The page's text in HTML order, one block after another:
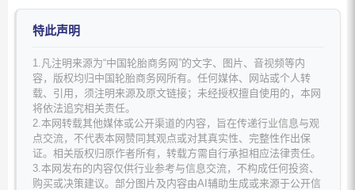
特此声明
1.凡注明来源为“中国轮胎商务网”的文字、图片、音视频等内
容，版权均归中国轮胎商务网所有。任何媒体、网站或个人转
载、引用，须注明来源及原文链接；未经授权擅自使用的，本网
将依法追究相关责任。
2.本网转载其他媒体或公开渠道的内容，旨在传递行业信息与观
点交流，不代表本网赞同其观点或对其真实性、完整性作出保
证。相关版权归原作者所有，转载方需自行承担相应法律责任。
3.本网发布的内容仅供行业参考与信息交流，不构成任何投资、
购买或决策建议。部分图片及内容由AI辅助生成或来源于公开信